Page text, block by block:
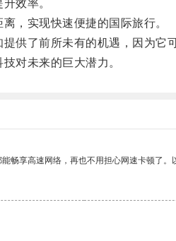
效率。
，实现快速便捷的国际旅行。
了前所未有的机遇，因为它
对未来的巨大潜力。
享高速网络，再也不用担心网速卡顿了